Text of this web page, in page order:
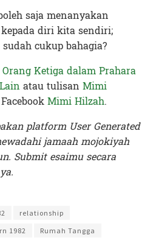
saja menanyakan
diri kita sendiri;
cukup bahagia?
Ketiga dalam Prahara
atau tulisan Mimi
Mimi Hilzah.
platform User Generated
jamaah mojokiyah
Submit esaimu secara
relationship
1982
Rumah Tangga